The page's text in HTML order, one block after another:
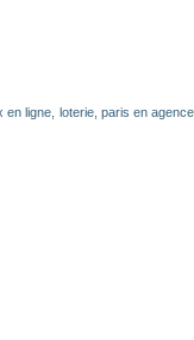
en ligne, loterie, paris en